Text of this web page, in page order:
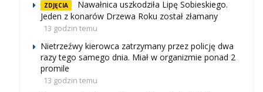
ZDJĘCIA
Nawałnica uszkodziła Lipę Sobieskiego.
Jeden z konarów Drzewa Roku został złamany
13 godzin temu
Nietrzeźwy kierowca zatrzymany przez policję dwa
razy tego samego dnia. Miał w organizmie ponad 2
promile
13 godzin temu